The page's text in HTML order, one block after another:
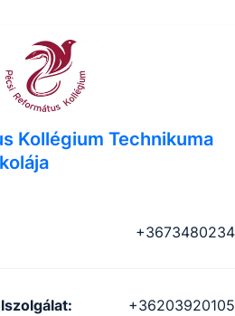
Kollégium Technikuma
+3673480234
: +36203920105